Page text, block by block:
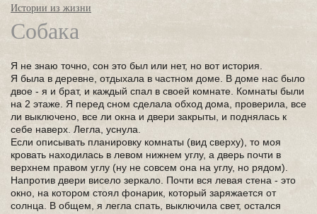
Истории из жизни
Собака
Я не знаю точно, сон это был или нет, но вот история.
Я была в деревне, отдыхала в частном доме. В доме нас было
двое - я и брат, и каждый спал в своей комнате. Комнаты были
на 2 этаже. Я перед сном сделала обход дома, проверила, все
ли выключено, все ли окна и двери закрыты, и поднялась к
себе наверх. Легла, уснула.
Если описывать планировку комнаты (вид сверху), то моя
кровать находилась в левом нижнем углу, а дверь почти в
верхнем правом углу (ну не совсем она на углу, но рядом).
Напротив двери висело зеркало. Почти вся левая стена - это
окно, на котором стоял фонарик, который заряжается от
солнца. В общем, я легла спать, выключила свет, остался